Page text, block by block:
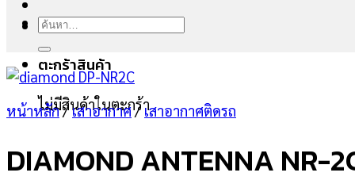
ตะกร้าสินค้า
ไม่มีสินค้าในตะกร้า
ค้นหา:
หน้าหลัก/เสาอากาศ /เสาอากาศติดรถ
DIAMOND ANTENNA NR-